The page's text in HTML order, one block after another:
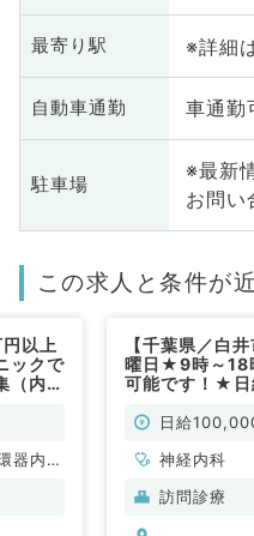
最寄り駅 ※詳細
自動車通勤 車通勤
駐車場
※最新
お問い
この求人と条件が
以上
ックで
（内科
器内
【千葉県／白
曜日★9時～18
可能です！★
(神経内科／非
日給
神経内科
訪問診療